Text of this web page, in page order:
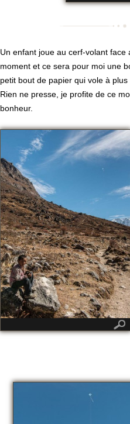
Un enfant joue au cerf-volant
moment et ce sera pour moi une
petit bout de papier qui vole à
Rien ne presse, je profite de ce
bonheur.